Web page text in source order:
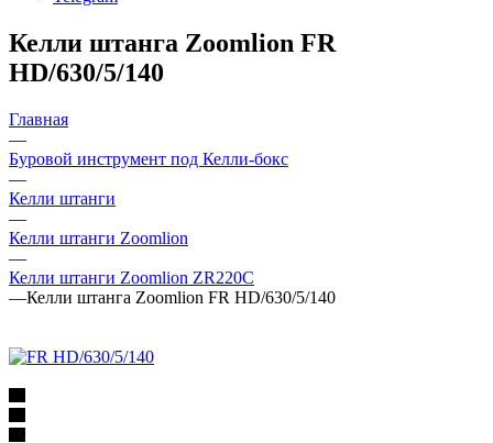
Келли штанга Zoomlion FR
HD/630/5/140
Главная
—
Буровой инструмент под Келли-бокс
—
Келли штанги
—
Келли штанги Zoomlion
—
Келли штанги Zoomlion ZR220C
—Келли штанга Zoomlion FR HD/630/5/140